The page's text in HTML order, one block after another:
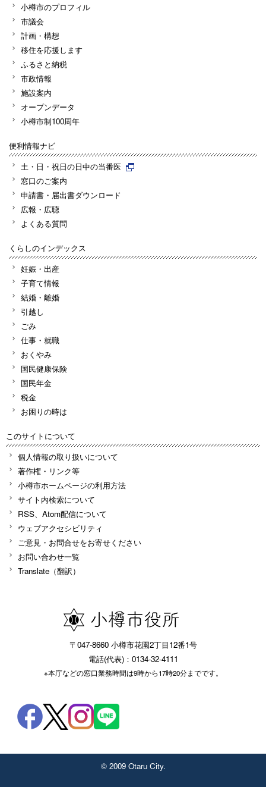
小樽市のプロフィル
市議会
計画・構想
移住を応援します
ふるさと納税
市政情報
施設案内
オープンデータ
小樽市制100周年
便利情報ナビ
土・日・祝日の日中の当番医
窓口のご案内
申請書・届出書ダウンロード
広報・広聴
よくある質問
くらしのインデックス
妊娠・出産
子育て情報
結婚・離婚
引越し
ごみ
仕事・就職
おくやみ
国民健康保険
国民年金
税金
お困りの時は
このサイトについて
個人情報の取り扱いについて
著作権・リンク等
小樽市ホームページの利用方法
サイト内検索について
RSS、Atom配信について
ウェブアクセシビリティ
ご意見・お問合せをお寄せください
お問い合わせ一覧
Translate（翻訳）
〒047-8660 小樽市花園2丁目12番1号
電話(代表)：0134-32-4111
※本庁などの窓口業務時間は9時から17時20分までです。
© 2009 Otaru City.